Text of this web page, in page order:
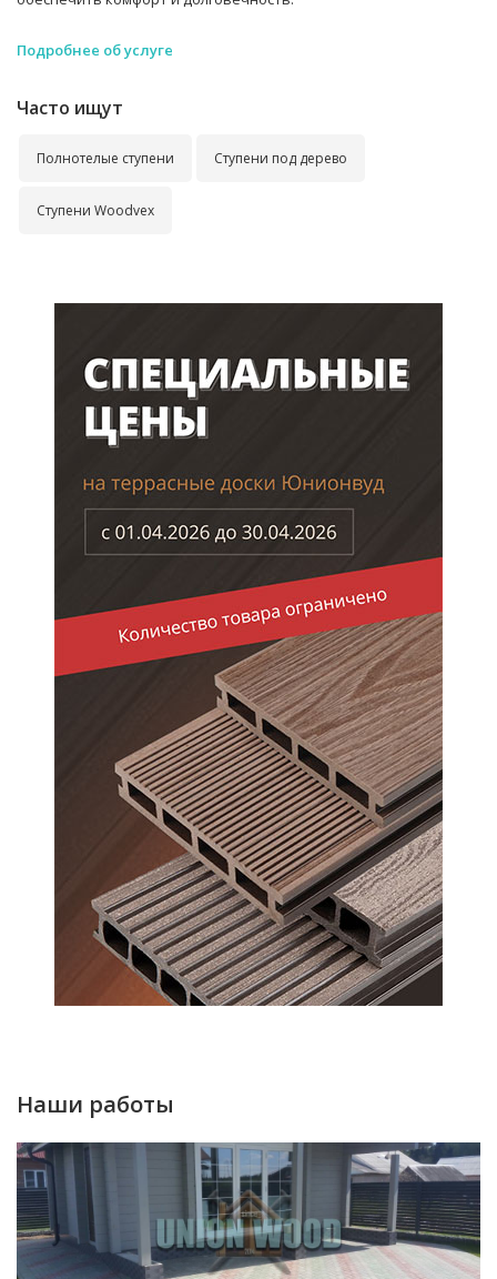
Подробнее об услуге
Часто ищут
Полнотелые ступени Ступени под дерево
Ступени Woodvex
Наши работы